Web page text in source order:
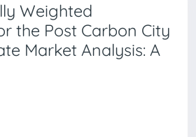
Weighted
the Post Carbon City
Market Analysis: A